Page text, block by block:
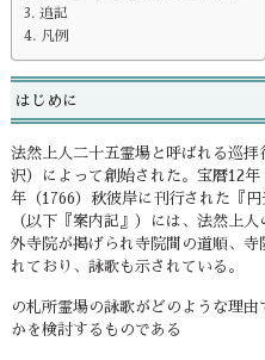
追記
凡例
はじめに
法然上人二十五霊場と呼ばれる巡
沢）によって創始された。宝暦12
年（1766）秋彼岸に刊行された『
（以下『案内記』）には、法然上
外寺院が掲げられ寺院間の道順、
れており、詠歌も示されている。
の札所霊場の詠歌がどのような理
かを検討するものである